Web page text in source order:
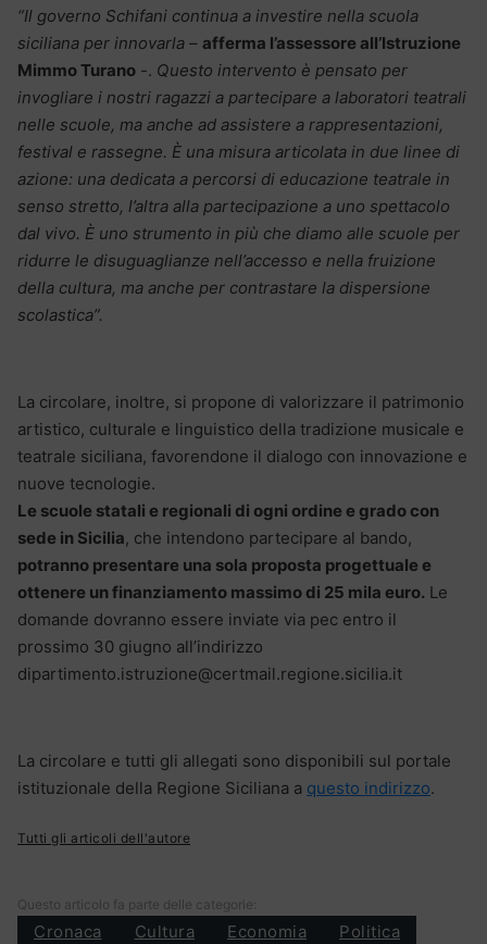
“Il governo Schifani continua a investire nella scuola
siciliana per innovarla – afferma l’assessore all’Istruzione
Mimmo Turano -. Questo intervento è pensato per
invogliare i nostri ragazzi a partecipare a laboratori teatrali
nelle scuole, ma anche ad assistere a rappresentazioni,
festival e rassegne. È una misura articolata in due linee di
azione: una dedicata a percorsi di educazione teatrale in
senso stretto, l’altra alla partecipazione a uno spettacolo
dal vivo. È uno strumento in più che diamo alle scuole per
ridurre le disuguaglianze nell’accesso e nella fruizione
della cultura, ma anche per contrastare la dispersione
scolastica”.
La circolare, inoltre, si propone di valorizzare il patrimonio
artistico, culturale e linguistico della tradizione musicale e
teatrale siciliana, favorendone il dialogo con innovazione e
nuove tecnologie.
Le scuole statali e regionali di ogni ordine e grado con
sede in Sicilia, che intendono partecipare al bando,
potranno presentare una sola proposta progettuale e
ottenere un finanziamento massimo di 25 mila euro. Le
domande dovranno essere inviate via pec entro il
prossimo 30 giugno all’indirizzo
dipartimento.istruzione@certmail.regione.sicilia.it
La circolare e tutti gli allegati sono disponibili sul portale
istituzionale della Regione Siciliana a questo indirizzo.
Tutti gli articoli dell'autore
Questo articolo fa parte delle categorie:
Cronaca Cultura Economia Politica